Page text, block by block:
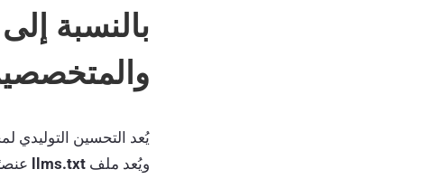
ويُعد ملف llms.txt